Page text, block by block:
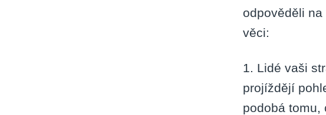
odpověděli na
věci:
1. Lidé vaši
projíždějí
podobá tomu,